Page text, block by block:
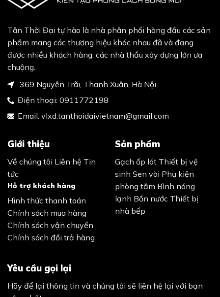
Tân Thời Đại tự hào là nhà phân phối hàng đầu các sản
phẩm mang các thương hiệu khác nhau đã và đang
được nhiều khách hàng, các nhà thầu xây dựng lớn ưa
chuộng.
369 Nguyễn Trãi, Thanh Xuân, Hà Nội
Điện thoại: 0911772198
Email: vlxd.tanthoidaivietnam@gmail.com
Giới thiệu
Về chúng tôi Liên hệ Tin
tức
Hỗ trợ khách hàng
Hình thức thanh toán
Chính sách mua hàng
Chính sách vận chuyển
Chính sách đổi trả hàng
Sản phẩm
Gạch ốp lát Thiết bị vệ
sinh Sen vòi Phụ kiện
phòng tắm Bình nóng
lạnh Bồn nước Thiết bị
nhà bếp
Yêu cầu gọi lại
Hãy để lại thông tin và chúng tôi sẽ liên hệ lại với bạn